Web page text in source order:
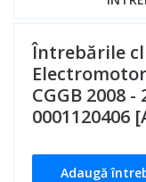
Întrebările
CGGB 2008 -
0001120406
Adaugă